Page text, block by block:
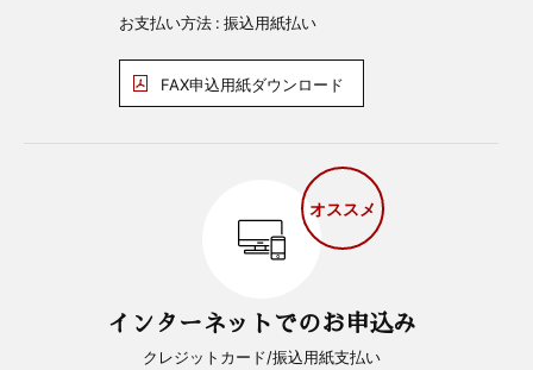
お支払い方法 : 振込用紙払い
FAX申込用紙ダウンロード
オススメ
インターネットでのお申込み
クレジットカード/振込用紙支払い